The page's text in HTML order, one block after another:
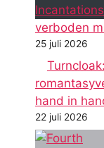
verboden
25 juli 2026
hand in
22 juli 2026